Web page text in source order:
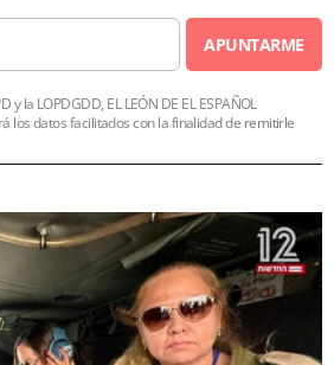
APUNTARME
y la LOPDGDD, EL LEÓN DE EL ESPAÑOL
los datos facilitados con la finalidad de remitirle